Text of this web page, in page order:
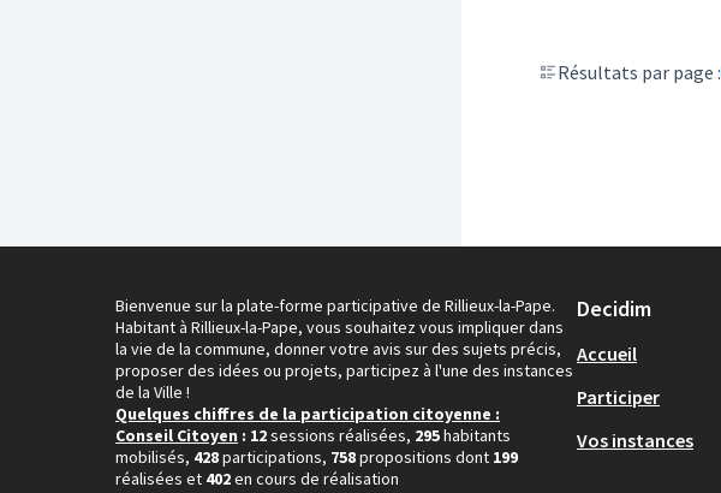
Résultats par page :
Bienvenue sur la plate-forme participative de Rillieux-la-Pape.
Habitant à Rillieux-la-Pape, vous souhaitez vous impliquer dans
la vie de la commune, donner votre avis sur des sujets précis,
proposer des idées ou projets, participez à l'une des instances
de la Ville !
Quelques chiffres de la participation citoyenne :
Conseil Citoyen : 12sessions réalisées, 295habitants
mobilisés, 428participations, 758propositions dont 199
réalisées et 402en cours de réalisation
Decidim
Accueil
Participer
Vos instances